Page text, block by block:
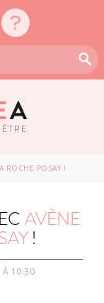
ROCHE-POSAY !
AVÈNE
!
À 10:30